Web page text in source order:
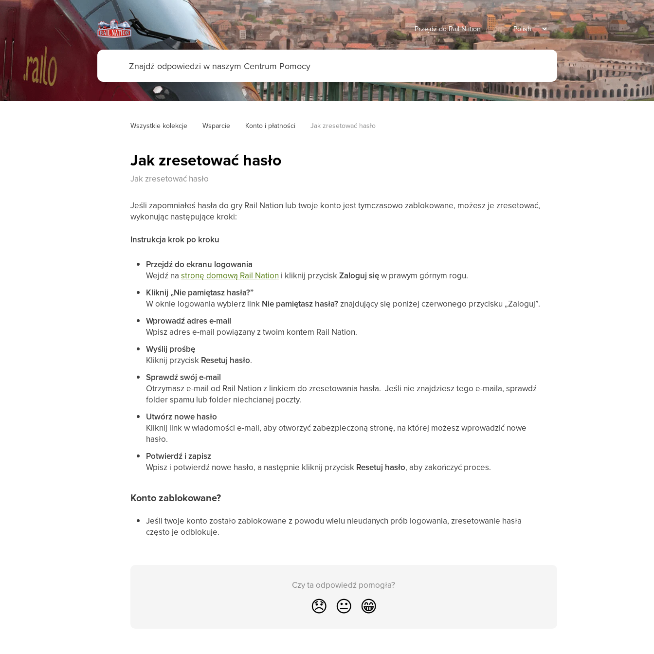
Przejdź do Rail Nation
Wszystkie kolekcje Wsparcie Konto i płatności Jak zresetować hasło
Jak zresetować hasło
Jak zresetować hasło
Jeśli zapomniałeś hasła do gry Rail Nation lub twoje konto jest tymczasowo zablokowane, możesz je zresetować,
wykonując następujące kroki:
Instrukcja krok po kroku
Przejdź do ekranu logowania
Wejdź nastronę domową Rail Nation i kliknij przyciskZaloguj sięw prawym górnym rogu.
Kliknij „Nie pamiętasz hasła?”
W oknie logowania wybierz link Nie pamiętasz hasła?znajdujący się poniżej czerwonego przycisku „Zaloguj”.
Wprowadź adres e-mail
Wpisz adres e-mail powiązany z twoim kontem Rail Nation.
Wyślij prośbę
Kliknij przycisk Resetuj hasło.
Sprawdź swój e-mail
Otrzymasz e-mail od Rail Nation z linkiem do zresetowania hasła. Jeśli nie znajdziesz tego e-maila, sprawdź
folder spamu lub folder niechcianej poczty.
Utwórz nowe hasło
Kliknij link w wiadomości e-mail, aby otworzyć zabezpieczoną stronę, na której możesz wprowadzić nowe
hasło.
Potwierdź i zapisz
Wpisz i potwierdź nowe hasło, a następnie kliknij przycisk Resetuj hasło, aby zakończyć proces.
Konto zablokowane?
Jeśli twoje konto zostało zablokowane z powodu wielu nieudanych prób logowania, zresetowanie hasła
często je odblokuje.
Czy ta odpowiedź pomogła?
😞 😐 😁